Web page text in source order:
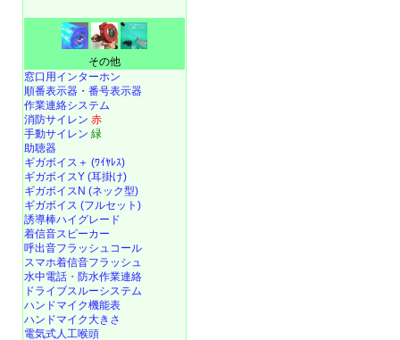
その他
窓口用インターホン
順番表示器・番号表示器
作業連絡システム
消防サイレン 赤
手動サイレン 緑
助聴器
ギガボイス＋ (ﾜｲﾔﾚｽ)
ギガボイスY (耳掛け)
ギガボイスN (ネック型)
ギガボイス (フルセット)
誘導棒ハイグレード
着信音スピーカー
呼出音フラッシュコール
スマホ着信音フラッシュ
水中電話 ・ 防水作業連絡
ドライブスルーシステム
ハンドマイク機能表
ハンドマイク大きさ
電気式人工喉頭